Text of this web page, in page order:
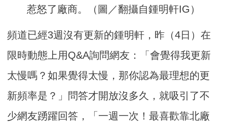
惹怒了廠商。（圖／翻攝自鍾明軒IG）
頻道已經3週沒有更新的鍾明軒，昨（4日）在
限時動態上用Q&A詢問網友：「會覺得我更新
太慢嗎？如果覺得太慢，那你認為最理想的更
新頻率是？」問答才開放沒多久，就吸引了不
少網友踴躍回答，「一週一次！最喜歡靠北廠